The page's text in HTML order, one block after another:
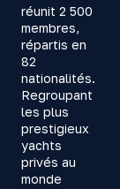
réunit 2 500
membres,
répartis en
82
nationalités.
Regroupant
les plus
prestigieux
yachts
privés au
monde